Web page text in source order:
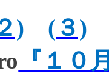
) ( ３)
『１０